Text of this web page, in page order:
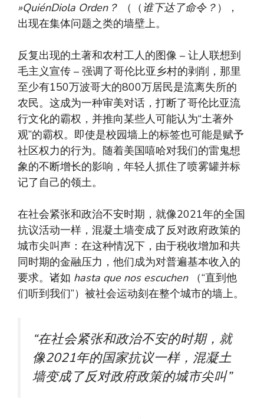
»QuiénDiola Orden？
（（ 谁下达了命令？ ），
出现在集体问题之类的墙壁上。
反复出现的土著和农村工人的图像 – 让人联想到
毛主义宣传 – 强调了哥伦比亚乡村的剥削，那里
至少有150万波哥大的800万居民是流离失所的
农民。这成为一种审美对话，打断了哥伦比亚流
行文化的霸权，并推向某些人可能认为“土著外
观”的霸权。即使是校园墙上的标签也可能是赋予
社区权力的行为。随着美国嘻哈对我们的雷鬼想
象的不断增长的影响，年轻人抓住了喷雾罐并标
记了自己的领土。
在社会紧张和政治不安时期，就像2021年的全国
抗议活动一样，混凝土墙变成了反对政府政策的
城市尖叫声：在这种情况下，由于税收增加和共
同时期的金融压力，他们成为对普遍基本收入的
要求。诸如 hasta que nos escuchen（“直到他
们听到我们”）被社会运动刻在整个城市的墙上。
“在社会紧张和政治不安的时期，就
像2021年的国家抗议一样，混凝土
墙变成了反对政府政策的城市尖叫”